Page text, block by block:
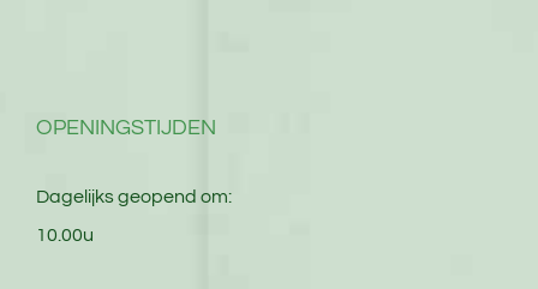
OPENINGSTIJDEN
Dagelijks geopend om:
10.00u